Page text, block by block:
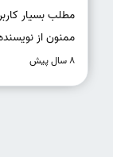
ممنون از
8 سال پیش